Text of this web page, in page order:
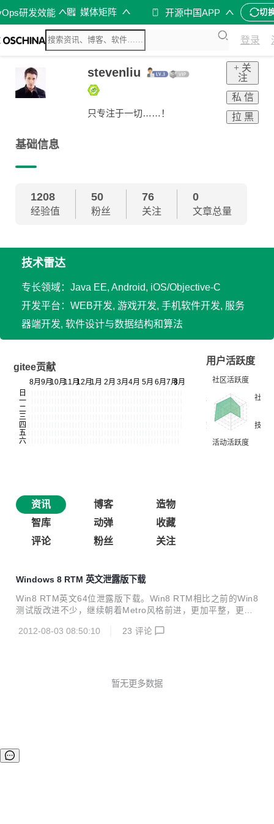
研发效能 媒体矩阵 开源中国APP 切
登录
stevenliu
只专注于一切……！
+ 关
注
私 信
拉 黑
基础信息
1208
经验值
50
粉丝
76
关注
0
文章总量
技术雷达
专长领域：Java EE, Android, iOS/Objective-C
开发平台：WEB开发, 游戏开发, 手机软件开发, 服务
器端开发, 软件设计与数据结构和算法
gitee贡献
用户活跃度
资讯 博客
造物
智库
动弹
收藏
评论
粉丝 关注
Windows 8 RTM 英文泄露版下载
Win8 RTM英文64位泄露版下载。Win8 RTM相比之前的Win8
测试版改进不少，继续朝着Metro风格前进，更加平整，更加
强烈推荐下载安装Win8 RTM。 Win8 RTM英文泄露版下载：
5-1247_x64fre_enterprisen_en-us_VL_...
2012-08-03 08:50:10 23 评论
暂无更多数据